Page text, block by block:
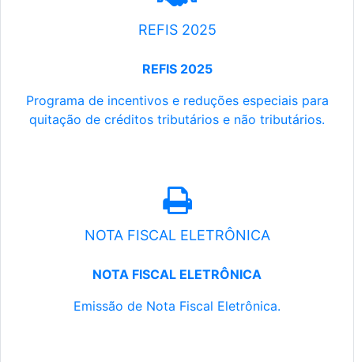
REFIS 2025
REFIS 2025
Programa de incentivos e reduções especiais para
quitação de créditos tributários e não tributários.
NOTA FISCAL ELETRÔNICA
NOTA FISCAL ELETRÔNICA
Emissão de Nota Fiscal Eletrônica.